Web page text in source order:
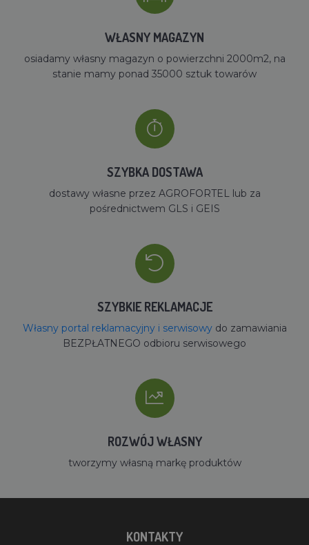
WŁASNY MAGAZYN
osiadamy własny magazyn o powierzchni 2000m2, na
stanie mamy ponad 35000 sztuk towarów
SZYBKA DOSTAWA
dostawy własne przez AGROFORTEL lub za
pośrednictwem GLS i GEIS
SZYBKIE REKLAMACJE
Własny portal reklamacyjny i serwisowydo zamawiania
BEZPŁATNEGO odbioru serwisowego
ROZWÓJ WŁASNY
tworzymy własną markę produktów
KONTAKTY